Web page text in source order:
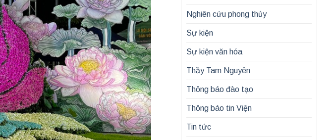
Nghiên cứu phong thủy
Sự kiện
Sự kiện văn hóa
Thầy Tam Nguyên
Thông báo đào tạo
Thông báo tin Viện
Tin tức